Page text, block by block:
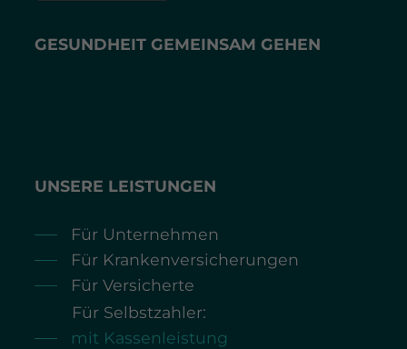
GESUNDHEIT GEMEINSAM GEHEN
UNSERE LEISTUNGEN
Für Unternehmen
Für Krankenversicherungen
Für Versicherte
Für Selbstzahler:
mit Kassenleistung